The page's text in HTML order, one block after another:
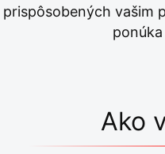
prispôsobených vašim
Ako